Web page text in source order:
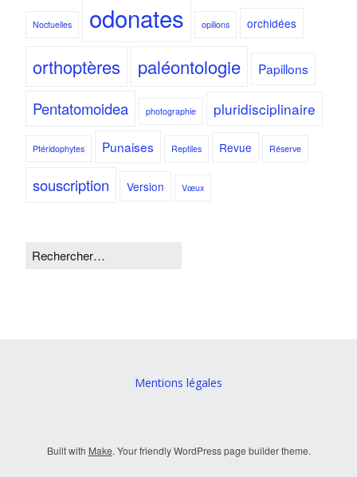
Noctuelles odonates opilions orchidées
orthoptères paléontologie Papillons
Pentatomoidea photographie pluridisciplinaire
Ptéridophytes Punaises Reptiles Revue Réserve
souscription Version Vœux
Mentions légales
Built with Make. Your friendly WordPress page builder theme.